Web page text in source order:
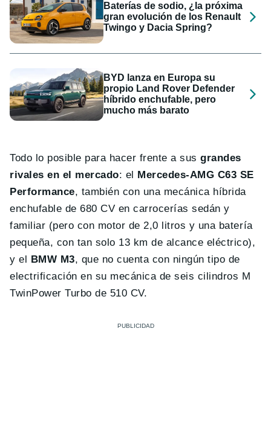
Baterías de sodio, ¿la próxima
gran evolución de los Renault
Twingo y Dacia Spring?
BYD lanza en Europa su
propio Land Rover Defender
híbrido enchufable, pero
mucho más barato
Todo lo posible para hacer frente a susgrandes
rivales en el mercado: el Mercedes-AMG C63 SE
Performance, también con una mecánica híbrida
enchufable de 680 CV en carrocerías sedán y
familiar (pero con motor de 2,0 litros y una batería
pequeña, con tan solo 13 km de alcance eléctrico),
y el BMW M3, que no cuenta con ningún tipo de
electrificación en su mecánica de seis cilindros M
TwinPower Turbo de 510 CV.